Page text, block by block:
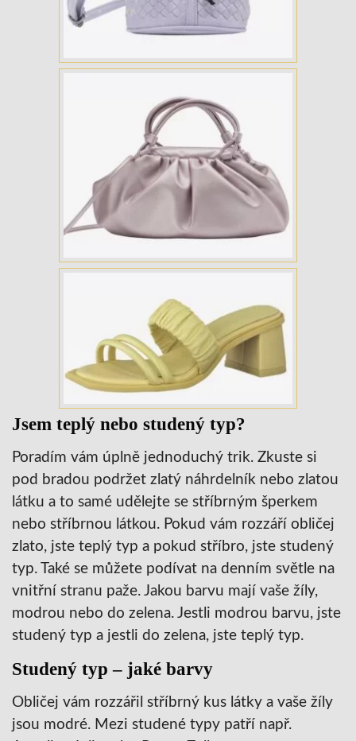
Jsem teplý nebo studený typ?
Poradím vám úplně jednoduchý trik. Zkuste si
pod bradou podržet zlatý náhrdelník nebo zlatou
látku a to samé udělejte se stříbrným šperkem
nebo stříbrnou látkou. Pokud vám rozzáří obličej
zlato, jste teplý typ a pokud stříbro, jste studený
typ. Také se můžete podívat na denním světle na
vnitřní stranu paže. Jakou barvu mají vaše žíly,
modrou nebo do zelena. Jestli modrou barvu, jste
studený typ a jestli do zelena, jste teplý typ.
Studený typ – jaké barvy
Obličej vám rozzářil stříbrný kus látky a vaše žíly
jsou modré. Mezi studené typy patří např.